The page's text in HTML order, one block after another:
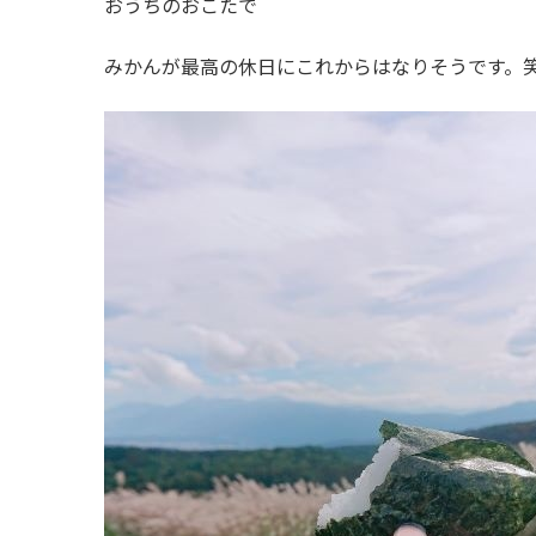
みかんが最高の休日にこれからはなりそうです。